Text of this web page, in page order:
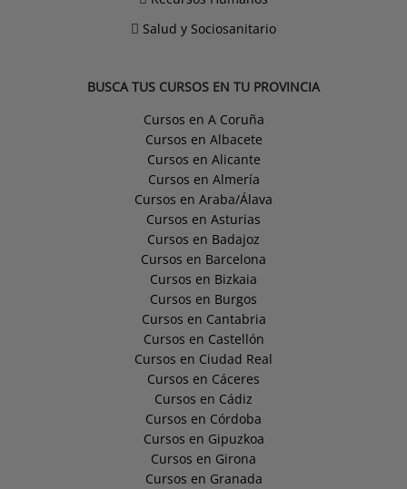
Salud y Sociosanitario
BUSCA TUS CURSOS EN TU PROVINCIA
Cursos en A Coruña
Cursos en Albacete
Cursos en Alicante
Cursos en Almería
Cursos en Araba/Álava
Cursos en Asturias
Cursos en Badajoz
Cursos en Barcelona
Cursos en Bizkaia
Cursos en Burgos
Cursos en Cantabria
Cursos en Castellón
Cursos en Ciudad Real
Cursos en Cáceres
Cursos en Cádiz
Cursos en Córdoba
Cursos en Gipuzkoa
Cursos en Girona
Cursos en Granada